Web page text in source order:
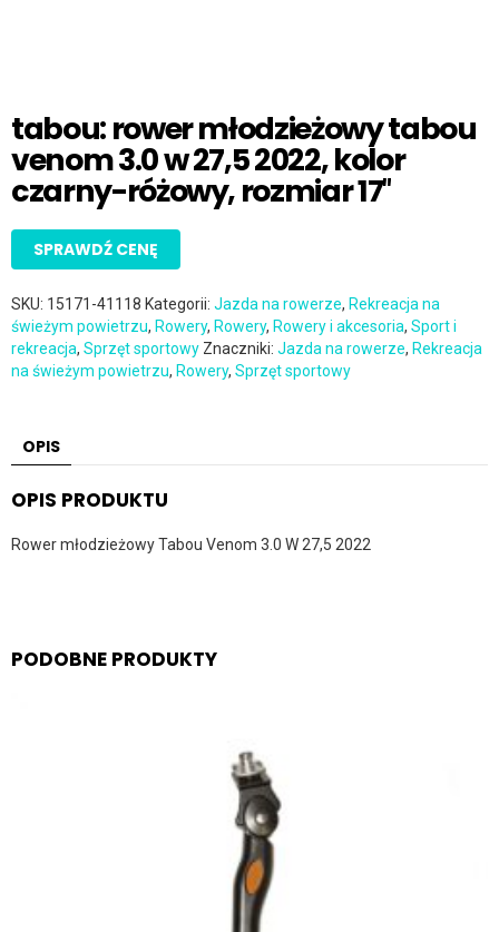
tabou: rower młodzieżowy tabou
venom 3.0 w 27,5 2022, kolor
czarny-różowy, rozmiar 17″
SPRAWDŹ CENĘ
SKU: 15171-41118 Kategorii: Jazda na rowerze, Rekreacja na
świeżym powietrzu, Rowery, Rowery, Rowery i akcesoria, Sport i
rekreacja, Sprzęt sportowy Znaczniki: Jazda na rowerze, Rekreacja
na świeżym powietrzu, Rowery, Sprzęt sportowy
OPIS
OPIS PRODUKTU
Rower młodzieżowy Tabou Venom 3.0 W 27,5 2022
PODOBNE PRODUKTY